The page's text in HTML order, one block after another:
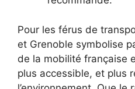
Pour les férus de
et Grenoble symbolise
de la mobilité française
plus accessible, et plus